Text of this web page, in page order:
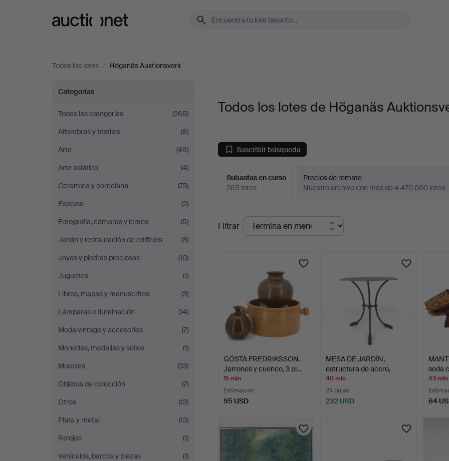
Todos los lotes / Höganäs Auktionsverk
Todos
los
lotes
de
Höganäs
Auktionsverk
Categorías
Todas las categorías
(265)
Alfombras y textiles
(8)
Arte
(49)
Arte asiático
(4)
Cerámica y porcelana
(73)
Espejos
(2)
Fotografía, cámaras y lentes
(5)
Jardín y restauración de edificios
(3)
Joyas y piedras preciosas
(10)
Juguetes
(1)
Libros, mapas y manuscritos
(3)
Lámparas e Iluminación
(14)
Moda vintage y accesorios
(7)
Monedas, medallas y sellos
(1)
Muebles
(33)
Objetos de colección
(7)
Otros
(13)
Plata y metal
(13)
Relojes
(1)
Vehículos, barcos y piezas
(1)
Todos los lotes de Höganäs
Suscribir búsqueda
Subastas en curso
265 lotes
Precios de remate
Nuestro archivo con más de 4 470 000 lotes
Subastas
en
Filtrar
GÖSTA FREDRIKSSON.
Jarrones y cuenco, 3 pi…
15 min
Estimación
95 USD
MESA DE JARDÍN,
estructura de acero,
detal…
40 min
24 pujas
232 USD
seda
…
43 min
64